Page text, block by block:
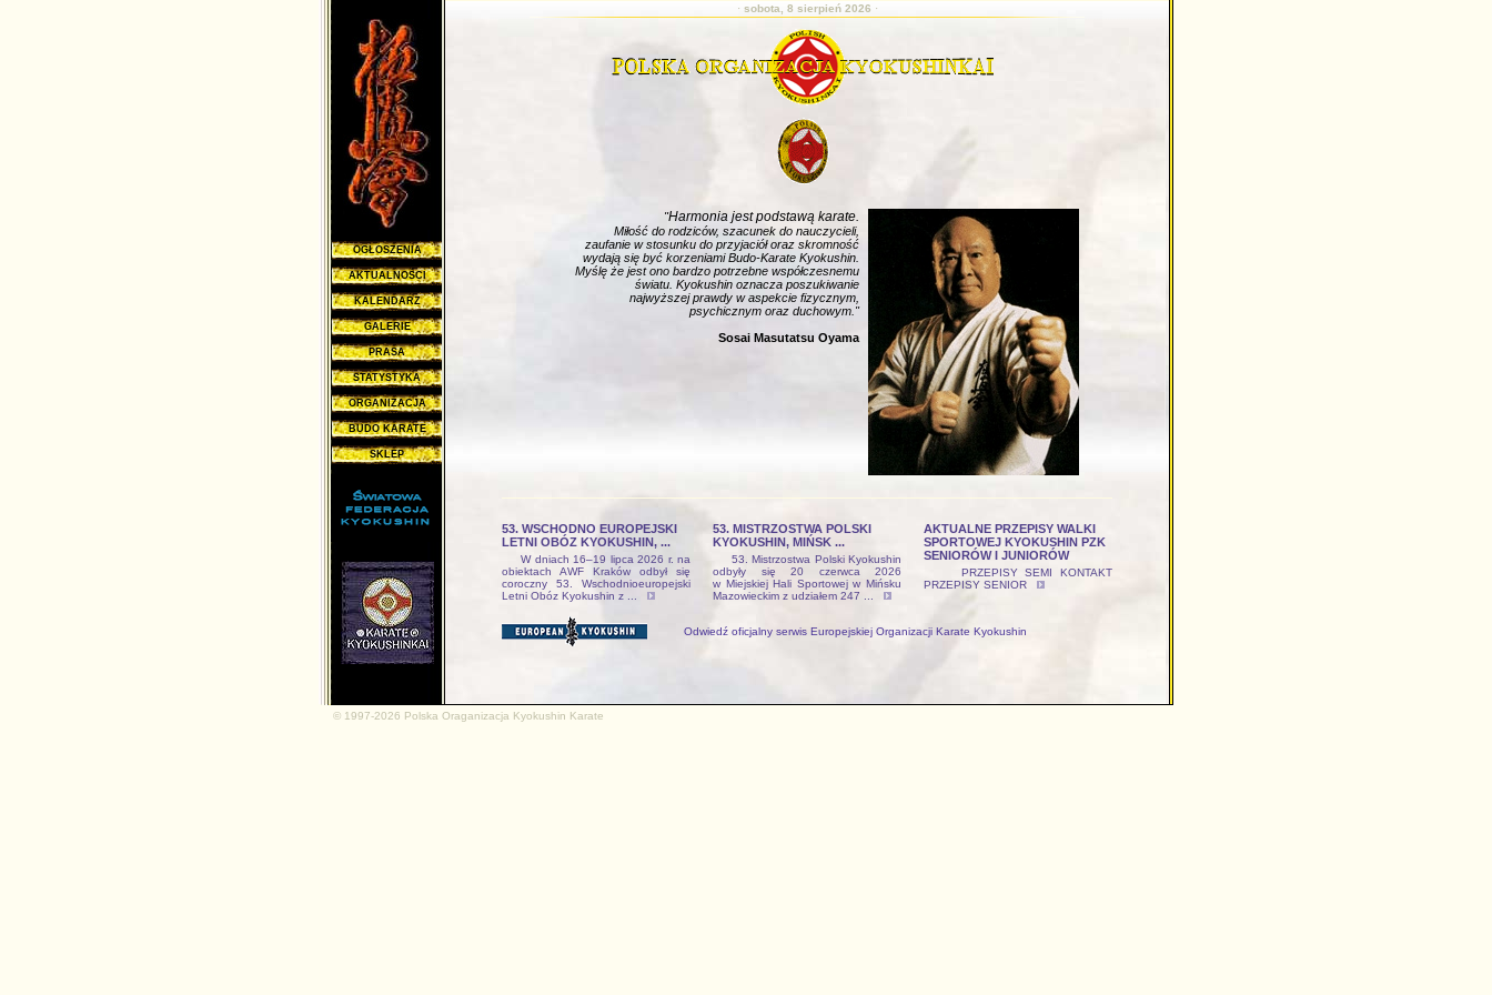
OGŁOSZENIA
AKTUALNOŚCI
KALENDARZ
GALERIE
PRASA
STATYSTYKA
ORGANIZACJA
BUDO KARATE
SKLEP
· sobota, 8 sierpień 2026 ·
"Harmonia jest podstawą karate.
Miłość do rodziców, szacunek do nauczycieli,
zaufanie w stosunku do przyjaciół oraz skromność
wydają się być korzeniami Budo-Karate Kyokushin.
Myślę że jest ono bardzo potrzebne współczesnemu
światu. Kyokushin oznacza poszukiwanie
najwyższej prawdy w aspekcie fizycznym,
psychicznym oraz duchowym."
Sosai Masutatsu Oyama
53. WSCHODNO EUROPEJSKI
LETNI OBÓZ KYOKUSHIN, ...
W dniach 16–19 lipca 2026 r. na
obiektach AWF Kraków odbył się
coroczny 53. Wschodnioeuropejski
Letni Obóz Kyokushin z ...
53. MISTRZOSTWA POLSKI
KYOKUSHIN, MIŃSK ...
53. Mistrzostwa Polski Kyokushin
odbyły się 20 czerwca 2026
w Miejskiej Hali Sportowej w Mińsku
Mazowieckim z udziałem 247 ...
AKTUALNE PRZEPISY WALKI
SPORTOWEJ KYOKUSHIN PZK
SENIORÓW I JUNIORÓW
PRZEPISY SEMI KONTAKT
PRZEPISY SENIOR
Odwiedź oficjalny serwis Europejskiej Organizacji Karate Kyokushin
© 1997-2026 Polska Oraganizacja Kyokushin Karate